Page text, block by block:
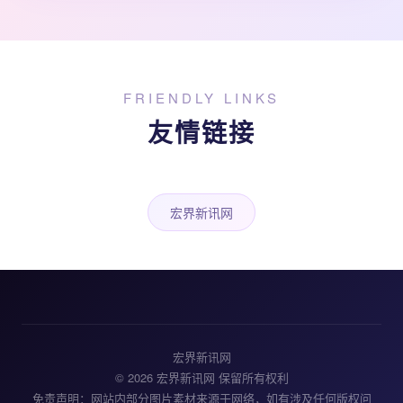
FRIENDLY LINKS
友情链接
宏界新讯网
宏界新讯网
© 2026 宏界新讯网 保留所有权利
免责声明：网站内部分图片素材来源于网络，如有涉及任何版权问